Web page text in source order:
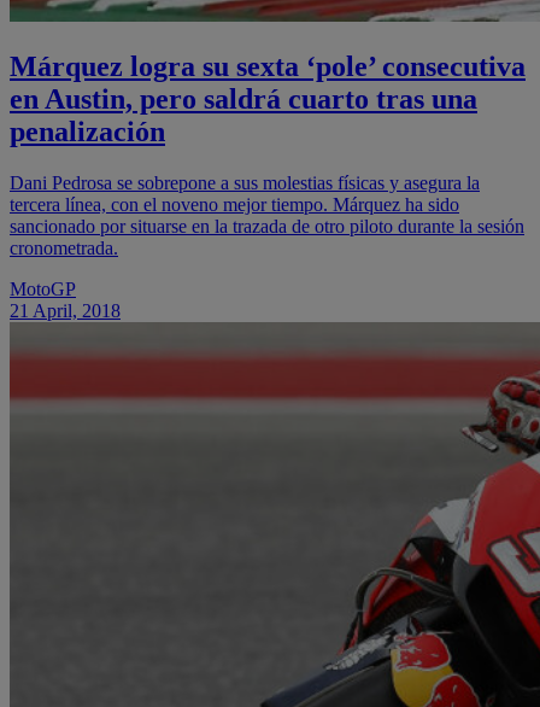
Márquez logra su sexta ‘pole’ consecutiva
en Austin, pero saldrá cuarto tras una
penalización
Dani Pedrosa se sobrepone a sus molestias físicas y asegura la
tercera línea, con el noveno mejor tiempo. Márquez ha sido
sancionado por situarse en la trazada de otro piloto durante la sesión
cronometrada.
MotoGP
21 April, 2018